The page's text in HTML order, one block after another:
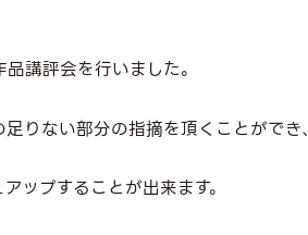
講評会を行いました。
りない部分の指摘を頂くことができ、
ップすることが出来ます。